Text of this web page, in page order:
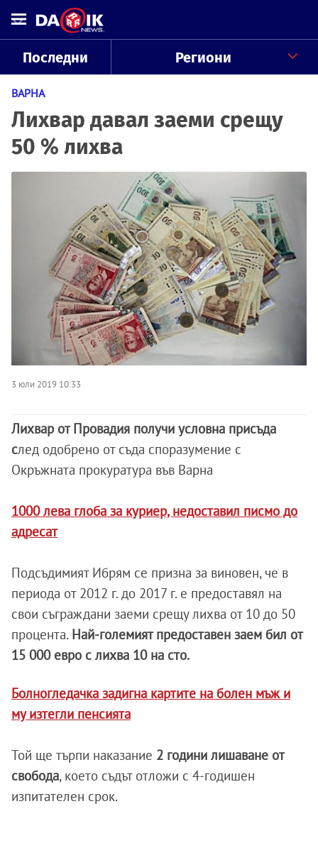
Последни Региони
ВАРНА
Лихвар давал заеми срещу
50 % лихва
3 юли 2019 10:33
Лихвар от Провадия получи условна присъда
след одобрено от съда споразумение с
Окръжната прокуратура във Варна
1000 лева глоба за куриер, недоставил писмо до
адресат
Подсъдимият Ибрям се призна за виновен, че в
периода от 2012 г. до 2017 г. е предоставял на
свои съграждани заеми срещу лихва от 10 до 50
процента. Най-големият предоставен заем бил от
15 000 евро с лихва 10 на сто.
Болногледачка задигна картите на болен мъж и
му изтегли пенсията
Той ще търпи наказание 2 години лишаване от
свобода, което съдът отложи с 4-годишен
изпитателен срок.